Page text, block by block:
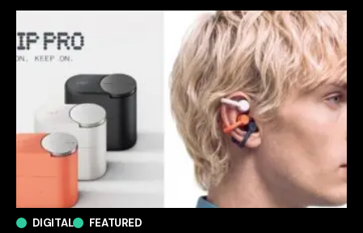
DIGITAL FEATURED